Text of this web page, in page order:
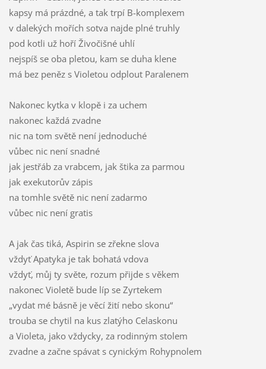
kapsy má prázdné, a tak trpí B-komplexem
v dalekých mořích sotva najde plné truhly
pod kotli už hoří Živočišné uhlí
nejspíš se oba pletou, kam se duha klene
má bez peněz s Violetou odplout Paralenem
Nakonec kytka v klopě i za uchem
nakonec každá zvadne
nic na tom světě není jednoduché
vůbec nic není snadné
jak jestřáb za vrabcem, jak štika za parmou
jak exekutorův zápis
na tomhle světě nic není zadarmo
vůbec nic není gratis
A jak čas tiká, Aspirin se zřekne slova
vždyť Apatyka je tak bohatá vdova
vždyť, můj ty světe, rozum přijde s věkem
nakonec Violetě bude líp se Zyrtekem
„vydat mé básně je věcí žití nebo skonu“
trouba se chytil na kus zlatýho Celaskonu
a Violeta, jako vždycky, za rodinným stolem
zvadne a začne spávat s cynickým Rohypnolem